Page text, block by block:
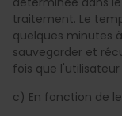
traitement. Le
quelques minutes
sauvegarder et
fois que
c) En fonction de